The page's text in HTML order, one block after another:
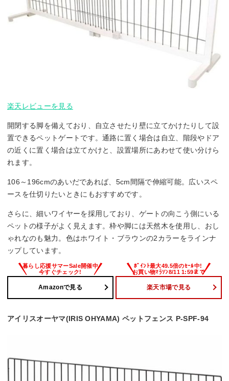
楽天レビューを見る
開閉する脚を備えており、自立させたり壁に立てかけたりして設
置できるペットゲートです。通路に置く場合は自立、階段やドア
の近くに置く場合は立てかけと、設置場所にあわせて使い分けら
れます。
106～196cmのあいだであれば、5cm間隔で伸縮可能。広いスペ
ースを仕切りたいときにもおすすめです。
さらに、細いワイヤーを採用しており、ゲートの向こう側にいる
ペットの様子がよく見えます。枠や脚には天然木を使用し、おし
ゃれなのも魅力。色はホワイト・ブラウンの2カラーをラインナ
ップしています。
Amazonで見る 楽天市場で見る
アイリスオーヤマ(IRIS OHYAMA) ペットフェンス P-SPF-94